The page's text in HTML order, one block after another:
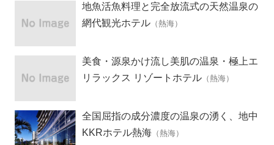
地魚活魚料理と完全放流式の天然温泉の
宿
網代観光ホテル （熱海）
美食・源泉かけ流し美肌の温泉・極上エ
ステ
リラックス リゾートホテル （熱海）
全国屈指の成分濃度の温泉の湧く、地中
海風リゾートホテル
KKRホテル熱海 （熱海）